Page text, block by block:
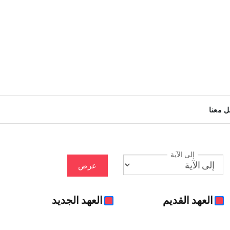
معنا
إلى الآية
عرض
العهد القديم العهد الجديد